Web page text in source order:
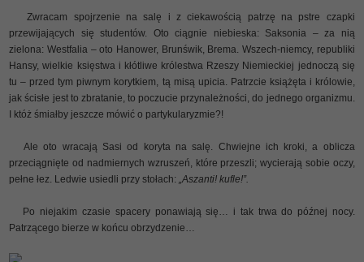
Zwracam spojrzenie na salę i z ciekawością patrzę na pstre czapki
przewijających się studentów. Oto ciągnie niebieska: Saksonia – za nią
zielona: Westfalia – oto Hanower, Brunświk, Brema. Wszech-niemcy, republiki
Hansy, wielkie księstwa i kłótliwe królestwa Rzeszy Niemieckiej jednoczą się
tu – przed tym piwnym korytkiem, tą misą upicia. Patrzcie książęta i królowie,
jak ścisłe jest to zbratanie, to poczucie przynależności, do jednego organizmu.
I któż śmiałby jeszcze mówić o partykularyzmie?!
Ale oto wracają Sasi od koryta na salę. Chwiejne ich kroki, a oblicza
przeciągnięte od nadmiernych wzruszeń, które przeszli; wycierają sobie oczy,
pełne łez. Ledwie usiedli przy stołach:„Aszanti! kufle!”.
Po niejakim czasie spacery ponawiają się… i tak trwa do późnej nocy.
Patrzącego bierze w końcu obrzydzenie…